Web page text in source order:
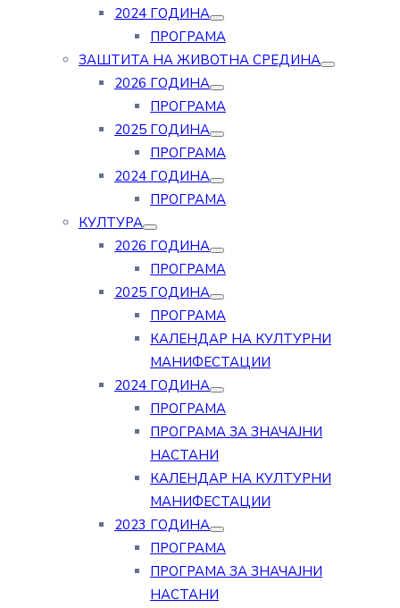
2024 ГОДИНА
ПРОГРАМА
ЗАШТИТА НА ЖИВОТНА СРЕДИНА
2026 ГОДИНА
ПРОГРАМА
2025 ГОДИНА
ПРОГРАМА
2024 ГОДИНА
ПРОГРАМА
КУЛТУРА
2026 ГОДИНА
ПРОГРАМА
2025 ГОДИНА
ПРОГРАМА
КАЛЕНДАР НА КУЛТУРНИ
МАНИФЕСТАЦИИ
2024 ГОДИНА
ПРОГРАМА
ПРОГРАМА ЗА ЗНАЧАЈНИ
НАСТАНИ
КАЛЕНДАР НА КУЛТУРНИ
МАНИФЕСТАЦИИ
2023 ГОДИНА
ПРОГРАМА
ПРОГРАМА ЗА ЗНАЧАЈНИ
НАСТАНИ